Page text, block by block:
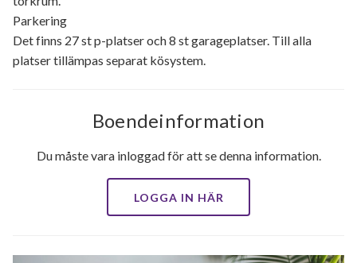
Parkering
Det finns 27 st p-platser och 8 st garageplatser. Till alla
platser tillämpas separat kösystem.
Boendeinformation
Du måste vara inloggad för att se denna information.
LOGGA IN HÄR